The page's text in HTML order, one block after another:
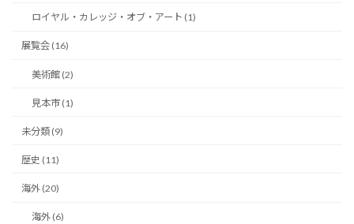
ロイヤル・カレッジ・オブ・アート (1)
展覧会 (16)
美術館 (2)
見本市 (1)
未分類 (9)
歴史 (11)
海外 (20)
海外 (6)